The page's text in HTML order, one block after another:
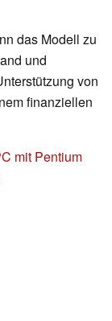
das Modell zu
und
von
finanziellen
mit Pentium